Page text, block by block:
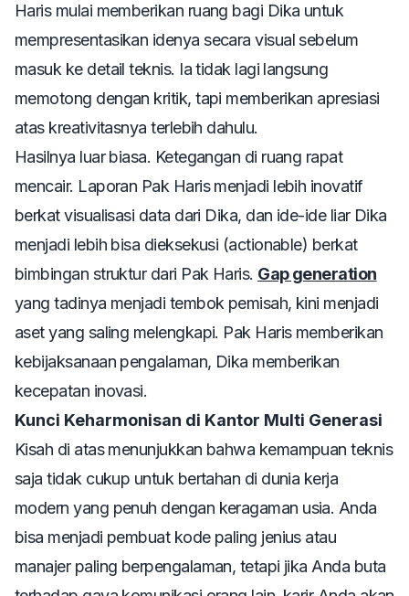
Haris mulai memberikan ruang bagi Dika untuk
mempresentasikan idenya secara visual sebelum
masuk ke detail teknis. Ia tidak lagi langsung
memotong dengan kritik, tapi memberikan apresiasi
atas kreativitasnya terlebih dahulu.
Hasilnya luar biasa. Ketegangan di ruang rapat
mencair. Laporan Pak Haris menjadi lebih inovatif
berkat visualisasi data dari Dika, dan ide-ide liar Dika
menjadi lebih bisa dieksekusi (actionable) berkat
bimbingan struktur dari Pak Haris. Gap generation
yang tadinya menjadi tembok pemisah, kini menjadi
aset yang saling melengkapi. Pak Haris memberikan
kebijaksanaan pengalaman, Dika memberikan
kecepatan inovasi.
Kunci Keharmonisan di Kantor Multi Generasi
Kisah di atas menunjukkan bahwa kemampuan teknis
saja tidak cukup untuk bertahan di dunia kerja
modern yang penuh dengan keragaman usia. Anda
bisa menjadi pembuat kode paling jenius atau
manajer paling berpengalaman, tetapi jika Anda buta